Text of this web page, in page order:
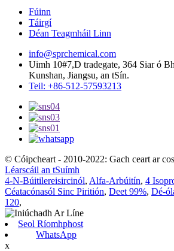
Fúinn
Táirgí
Déan Teagmháil Linn
info@sprchemical.com
Uimh 10#7,D tradegate, 364 Siar ó
Kunshan, Jiangsu, an tSín.
Teil: +86-512-57593213
© Cóipcheart - 2010-2022: Gach ceart ar
Léarscáil an tSuímh
4-N-Búitilereisircinól, Alfa-Arbúitín, 4
Céatacónasól Sinc Piritión, Deet 99%, Dé-
120,
Seol Ríomhphost
WhatsApp
x